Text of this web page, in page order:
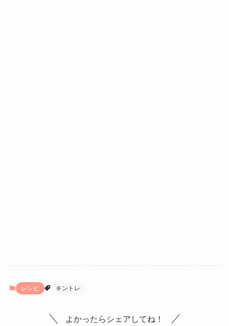
レシピ キントレ
よかったらシェアしてね！